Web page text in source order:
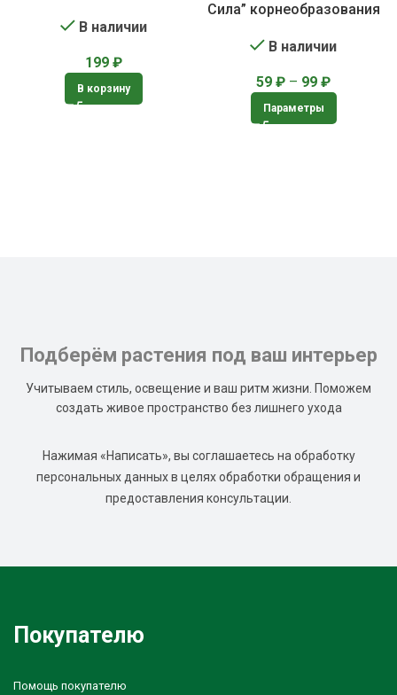
В наличии
199 ₽
В корзину
Сила” корнеобразования
В наличии
59 ₽ – 99 ₽
Параметры
Подберём растения под ваш интерьер
Учитываем стиль, освещение и ваш ритм жизни. Поможем
создать живое пространство без лишнего ухода
Нажимая «Написать», вы соглашаетесь на обработку
персональных данных в целях обработки обращения и
предоставления консультации.
Покупателю
Помощь покупателю